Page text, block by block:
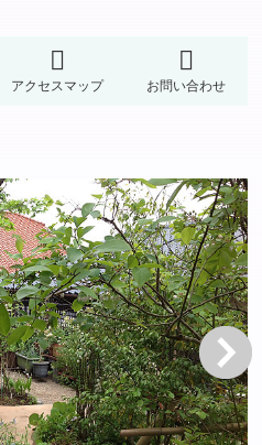
アクセスマップ お問い合わせ
次へ